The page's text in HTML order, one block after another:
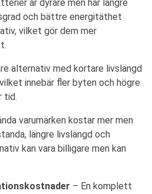
är dyrare men har längre
och bättre energitäthet
vilket gör dem mer
alternativ med kortare livslängd
innebär fler byten och högre
tid.
varumärken kostar mer men
längre livslängd och
kan vara billigare men kan
– En komplett